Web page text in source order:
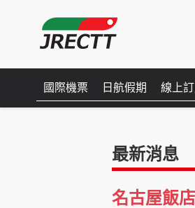
國際機票 日航假期 線上
最新消息
名古屋飯